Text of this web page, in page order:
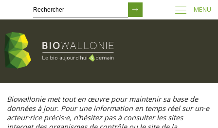
contenu
principal
MENU
Biowallonie met tout en œuvre pour maintenir sa base de
données à jour. Pour une information en temps réel sur un·e
acteur·rice précis·e, n’hésitez pas à consulter les sites